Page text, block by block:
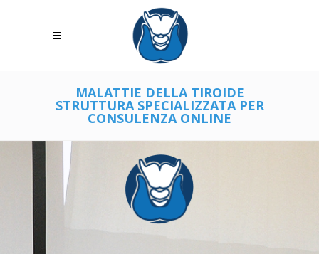
MALATTIE DELLA TIROIDE
STRUTTURA SPECIALIZZATA PER
CONSULENZA ONLINE